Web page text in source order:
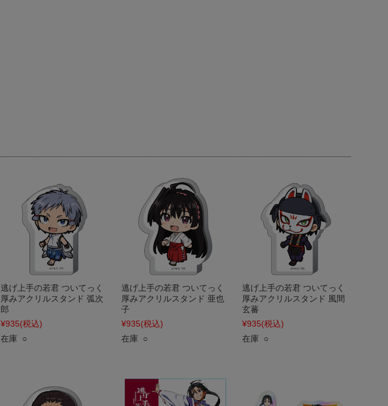
逃げ上手の若君 ついてっく
厚みアクリルスタンド 弧次
郎
¥935(税込)
在庫 ○
逃げ上手の若君 ついてっく
厚みアクリルスタンド 亜也
子
¥935(税込)
在庫 ○
逃げ上手の若君 ついてっく
厚みアクリルスタンド 風間
玄蕃
¥935(税込)
在庫 ○